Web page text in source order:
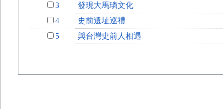
3
發現大馬璘文化
4
史前遺址巡禮
5
與台灣史前人相遇